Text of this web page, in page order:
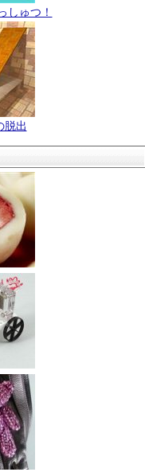
しゅつ！
脱出